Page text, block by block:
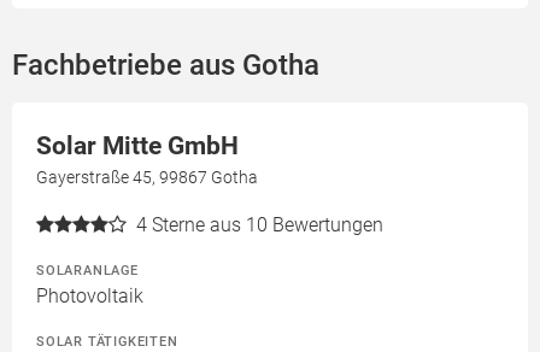
Fachbetriebe aus Gotha
Solar Mitte GmbH
Gayerstraße 45, 99867 Gotha
4 Sterne aus 10 Bewertungen
SOLARANLAGE
Photovoltaik
SOLAR TÄTIGKEITEN